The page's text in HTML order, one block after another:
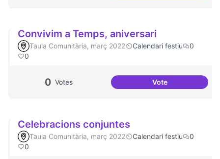
Convivim a Temps, aniversari
Taula Comunitària, març 2022 Calendari festiu
0
0
0 Votes VoteConvivim a
Celebracions conjuntes
Taula Comunitària, març 2022 Calendari festiu
0
0